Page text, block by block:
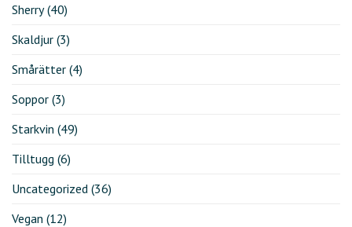
Sherry(40)
Skaldjur (3)
Smårätter (4)
Soppor (3)
Starkvin (49)
Tilltugg (6)
Uncategorized (36)
Vegan (12)